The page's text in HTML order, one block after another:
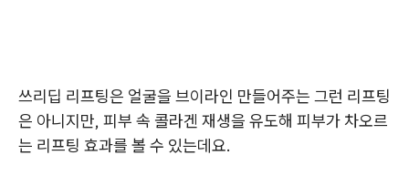
쓰리딥 리프팅은 얼굴을 브이라인 만들어주는 그런 리프팅
은 아니지만, 피부 속 콜라겐 재생을 유도해 피부가 차오르
는 리프팅 효과를 볼 수 있는데요.